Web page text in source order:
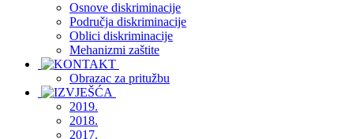
Osnove diskriminacije
Područja diskriminacije
Oblici diskriminacije
Mehanizmi zaštite
Obrazac za pritužbu
2019.
2018.
2017.